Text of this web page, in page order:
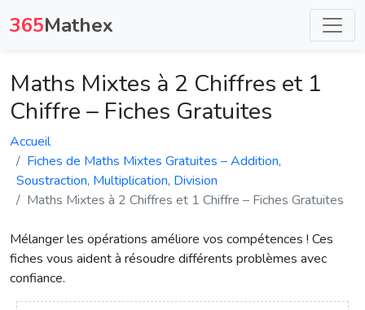
365Mathex
Maths Mixtes à 2 Chiffres et 1
Chiffre – Fiches Gratuites
Accueil
Fiches de Maths Mixtes Gratuites – Addition,
Soustraction, Multiplication, Division
Maths Mixtes à 2 Chiffres et 1 Chiffre – Fiches Gratuites
Mélanger les opérations améliore vos compétences ! Ces
fiches vous aident à résoudre différents problèmes avec
confiance.